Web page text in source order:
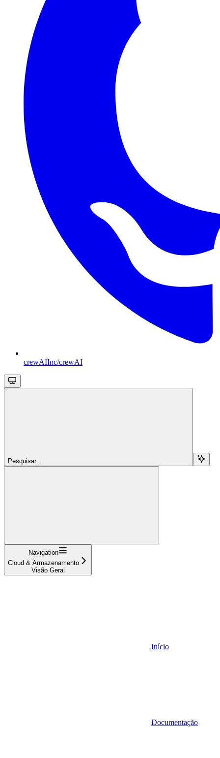
crewAIInc/crewAI
Pesquisar...
Navigation
Cloud & Armazenamento
Visão Geral
Início
Documentação